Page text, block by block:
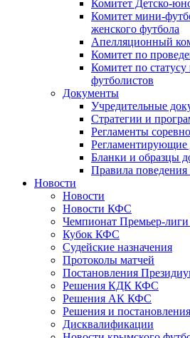
Комитет Детско-
Комитет мини-
женского футбола
Апелляционный
Комитет по
Комитет по
футболистов
Документы
Учредительные
Стратегии и
Регламенты
Бланки и образцы
Правила поведения
Новости
Новости
Новости КФС
Чемпионат Премьер-
Кубок КФС
Судейские назначения
Протоколы матчей
Постановления
Решения КДК КФС
Решения АК КФС
Решения и
Дисквалификации